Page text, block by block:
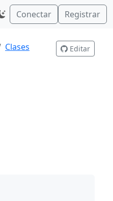
Conectar Registrar
Clases
Editar